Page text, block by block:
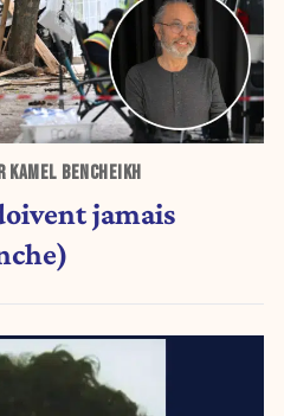
KAMEL BENCHEIKH
jamais